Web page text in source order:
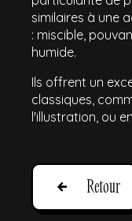
similaires à une
: miscible,
humide.
Ils offrent un
classiques,
l'illustration, ou
Retour